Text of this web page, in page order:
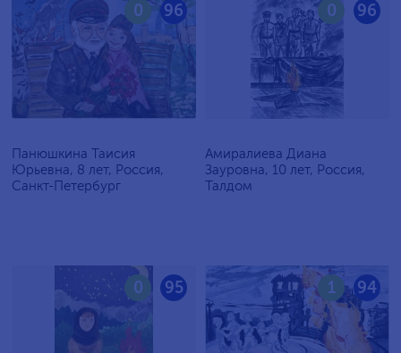
96
0
Панюшкина Таисия
Юрьевна, 8 лет, Россия,
Санкт-Петербург
96
0
Амиралиева Диана
Зауровна, 10 лет, Россия,
Талдом
95
0 94
1